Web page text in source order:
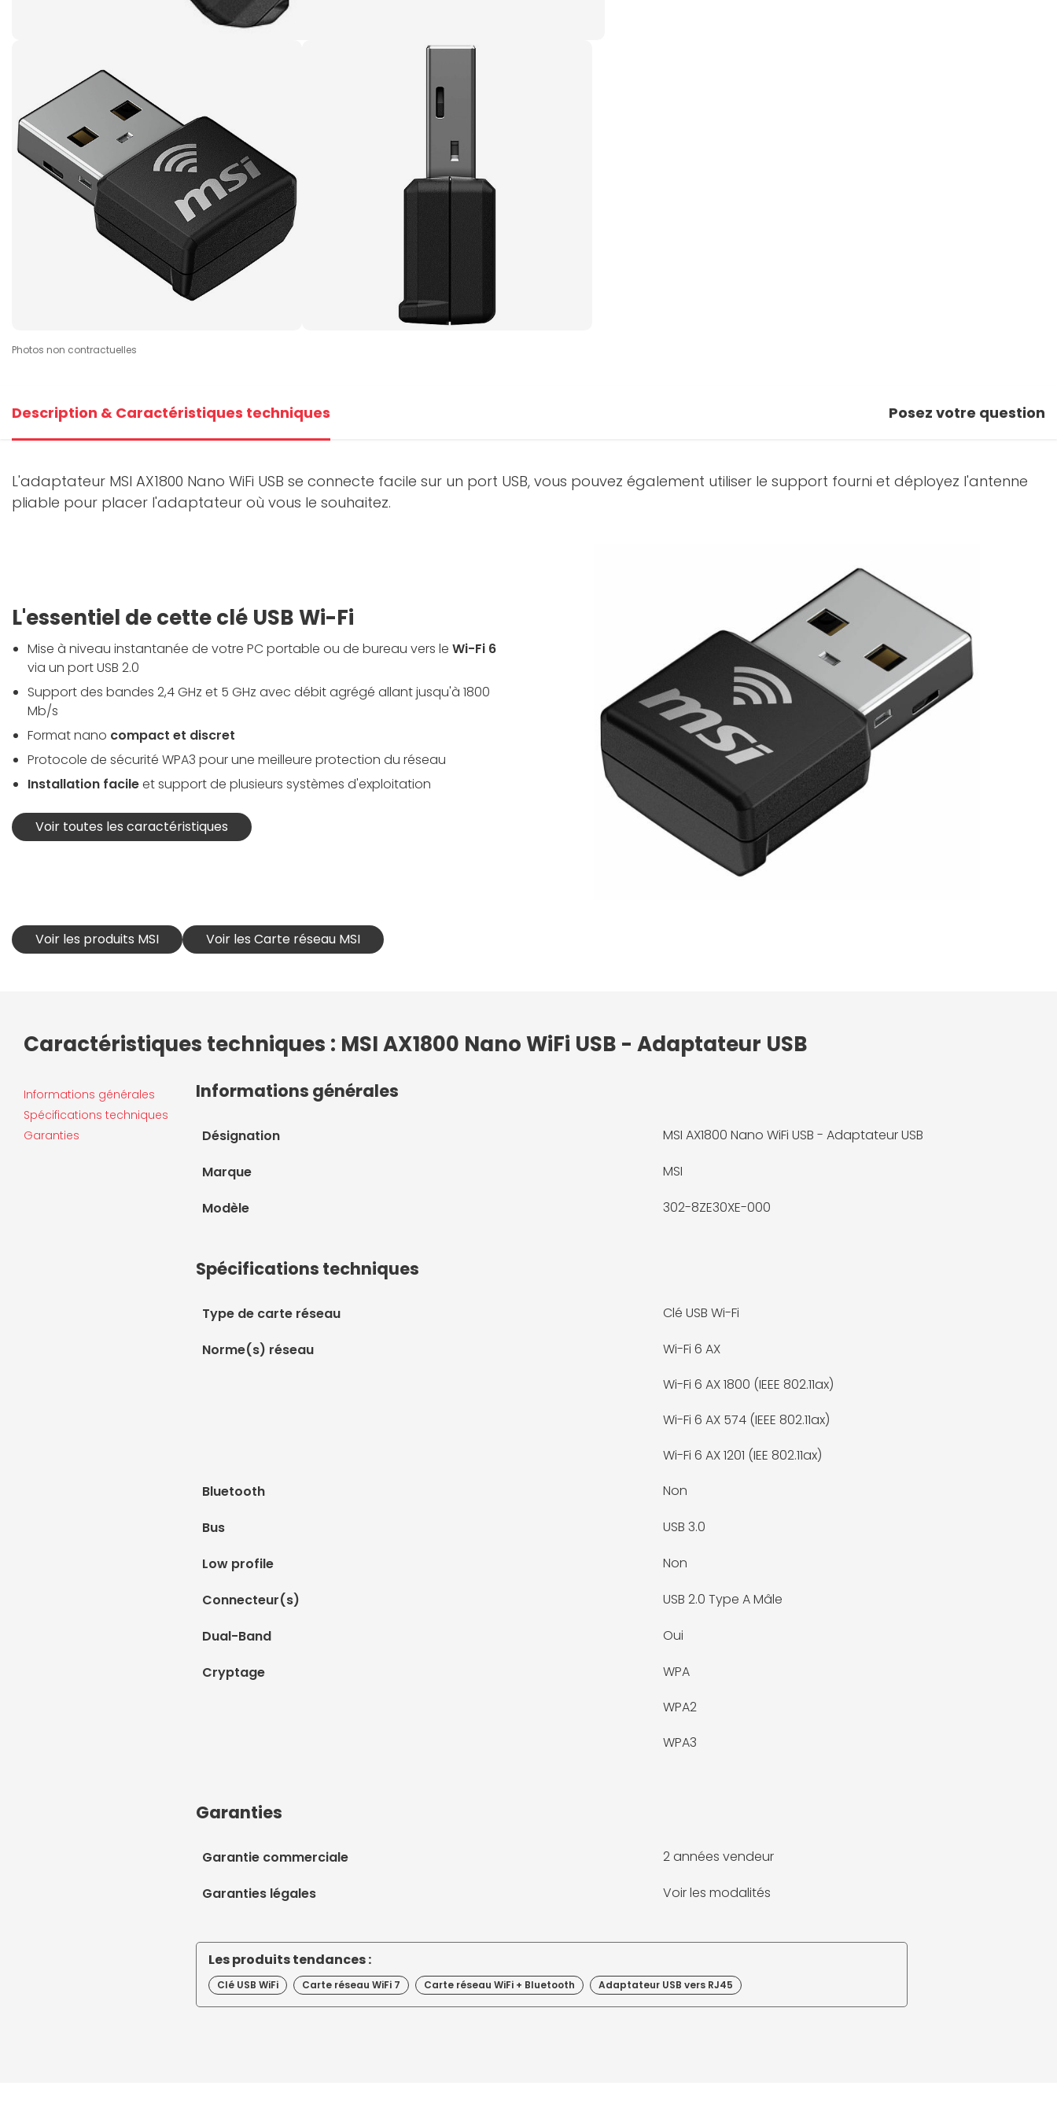
Photos non contractuelles
Description & Caractéristiques techniques Posez votre question
L'adaptateur MSI AX1800 Nano WiFi USB se connecte facile sur un port USB, vous pouvez également utiliser le support fourni et déployez l'antenne
pliable pour placer l'adaptateur où vous le souhaitez.
L'essentiel de cette clé USB Wi-Fi
Mise à niveau instantanée de votre PC portable ou de bureau vers le Wi-Fi 6
via un port USB 2.0
Support des bandes 2,4 GHz et 5 GHz avec débit agrégé allant jusqu'à 1800
Mb/s
Format nano compact et discret
Protocole de sécurité WPA3 pour une meilleure protection du réseau
Installation facileet support de plusieurs systèmes d'exploitation
Voir toutes les caractéristiques
Voir les produits MSI Voir les Carte réseau MSI
Caractéristiques techniques : MSI AX1800 Nano WiFi USB - Adaptateur USB
Informations générales
Spécifications techniques
Garanties
Informations générales
Désignation MSI AX1800 Nano WiFi USB - Adaptateur USB
Marque MSI
Modèle 302-8ZE30XE-000
Spécifications techniques
Type de carte réseau Clé USB Wi-Fi
Norme(s) réseau
Wi-Fi 6 AX
Wi-Fi 6 AX 1800 (IEEE 802.11ax)
Wi-Fi 6 AX 574 (IEEE 802.11ax)
Wi-Fi 6 AX 1201 (IEE 802.11ax)
Bluetooth
Non
Bus USB 3.0
Low profile Non
Connecteur(s) USB 2.0 Type A Mâle
Dual-Band Oui
Cryptage
WPA
WPA2
WPA3
Garanties
Garantie commerciale 2 années vendeur
Garanties légales Voir les modalités
Les produits tendances :
Clé USB WiFi Carte réseau WiFi 7 Carte réseau WiFi + Bluetooth Adaptateur USB vers RJ45